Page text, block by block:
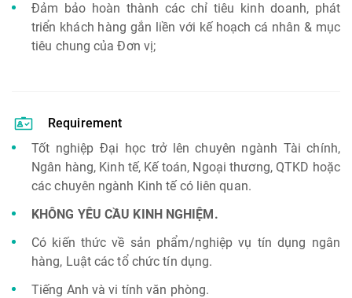
Đảm bảo hoàn thành các chỉ tiêu kinh doanh, phát
triển khách hàng gắn liền với kế hoạch cá nhân & mục
tiêu chung của Đơn vị;
Requirement
Tốt nghiệp Đại học trở lên chuyên ngành Tài chính,
Ngân hàng, Kinh tế, Kế toán, Ngoại thương, QTKD hoặc
các chuyên ngành Kinh tế có liên quan.
KHÔNG YÊU CẦU KINH NGHIỆM.
Có kiến thức về sản phẩm/nghiệp vụ tín dụng ngân
hàng, Luật các tổ chức tín dụng.
Tiếng Anh và vi tính văn phòng.